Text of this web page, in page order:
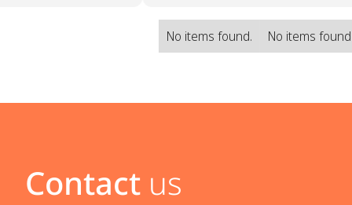
No items found. No items
Contact us